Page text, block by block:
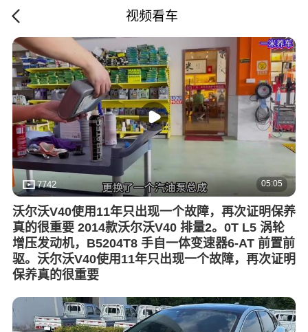
视频看车
7742 05:05
沃尔沃V40使用11年只出现一个故障，再次证明保养
真的很重要 2014款沃尔沃V40 排量2。0T L5 涡轮
增压发动机，B5204T8 手自一体变速器6-AT 前置前
驱。沃尔沃V40使用11年只出现一个故障，再次证明
保养真的很重要